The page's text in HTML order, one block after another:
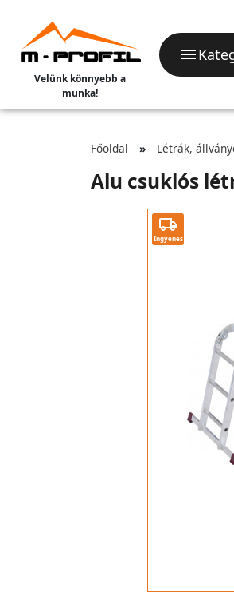
Velünk könnyebb a
munka!
Főoldal Létrák,
Alu csuklós
Ingyenes